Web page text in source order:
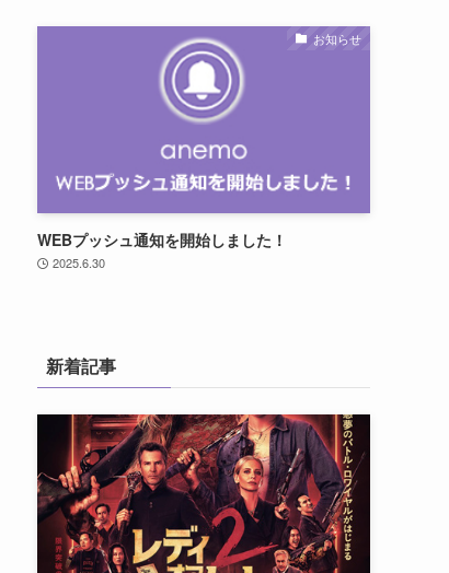
お知らせ
WEBプッシュ通知を開始しました！
2025.6.30
新着記事